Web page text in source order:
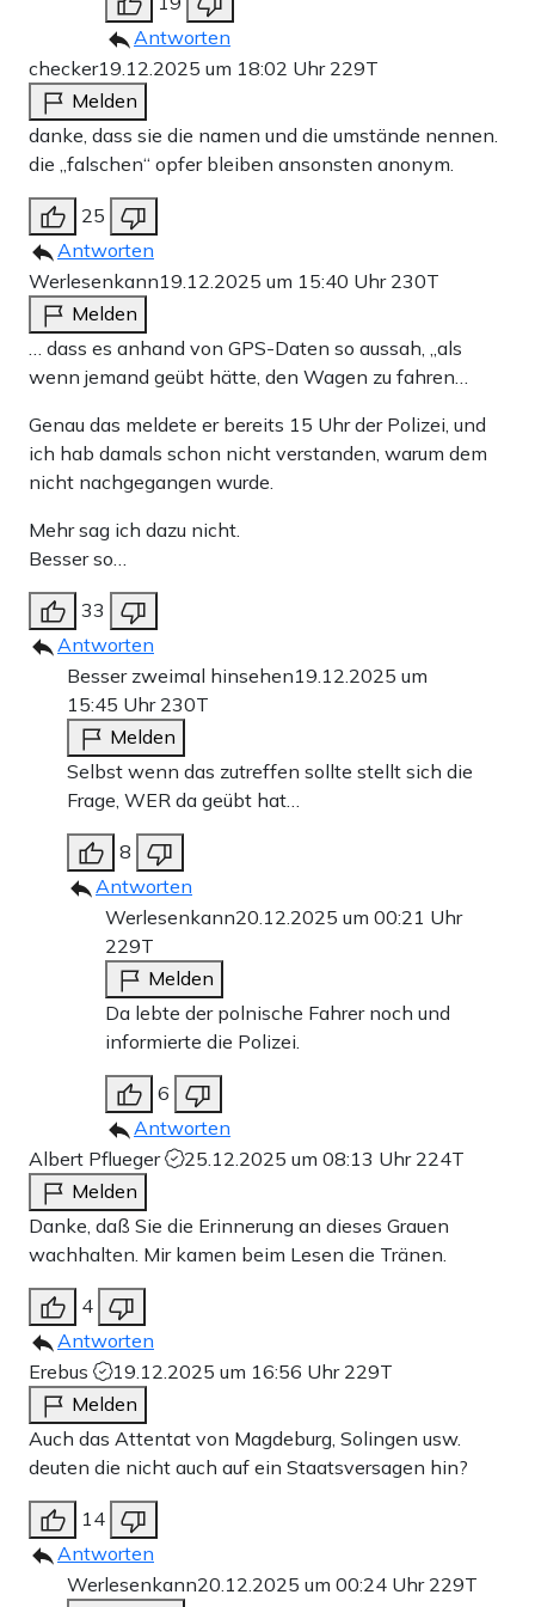
David hat noch zwei Jahre weiter für seine Mutter
gebastelt. Sie ist heute in ihrerHeimatTschechien
begraben.
Die 66-jährigeDalia Elyakim, die nach einem
Abendessen mit ihrem Mann noch einen Glühwein auf
dem Breitscheidplatz trinken gehen wollte. Ihre Kinder
flogen nach dem Attentat sofort nach Berlin, um nach
ihrer Mutter zu suchen – sie hatten noch gehofft, sie unter
den nicht-identifizierten Verletzten zu finden.
Der 40-jährige Jurist Christoph Herrlich, der am
Breitscheidplatz gearbeitet hat. Er konnte gerade noch
eine Freundin beiseitestoßen und so ihr Leben retten –
dabei starb er.
Der 65-jährigeKlaus Jacob
Weihnachtsmarkt gegangen war, weil er und seine
Partnerin keine Karten fürs Theater bekommen hatten. Die
Frau überlebte. Am nächsten Morgen rief sie Klaus’
Tochter Astrid Passin an – schreiend und weinend
überbrachte sie ihr die Nachricht „Papi ist tot“.
Die 65-jährigeAngelika Klösters
die von ihrem Sohn eine Berlinreise geschenkt bekommen
hatte. Er stand mit ihr im Glühweinstand, als der LKW
hineinraste. Sascha Klösters wurde weggeschleudert,
trotz einer Vielzahl an Knochenbrüchen schleppte er sich
zurück und fand Angelika in den Trümmern – von drei
Helfern, die ihn erreichten, mussten sich zwei übergeben.
„Ich hatte etwa noch drei bis vier Minuten mit meiner
Mutter geredet“,
erzählteer später.
Die 53-jährige Bankangestellte
wenige Tage vor dem Anschlag angefangen hatte, am
Kurfürstendamm zu arbeiten. In ihrer Traueranzeige
schrieben ihre Angehörigen – ihre Kinder Janine und
Nico, ihre Eltern und Geschwister – später: „Immer wenn
wir von dir erzählen, fallen Sonnenstrahlen in unsere
Seelen. Unsere Herzen halten dich gefangen, so, als wärst
du nie gegangen“.
Die 31-jährige italienische Studentin
Lorenzo. Ihre Mutter
Antworten
checker19.12.2025 um 18:02 Uhr 229T
Melden
danke, dass sie die namen und die umstände nennen.
die „falschen“ opfer bleiben ansonsten anonym.
25
Antworten
Werlesenkann19.12.2025 um 15:40 Uhr 230T
Melden
… dass es anhand von GPS-Daten so aussah, „als
wenn jemand geübt hätte, den Wagen zu fahren…
Genau das meldete er bereits 15 Uhr der Polizei, und
ich hab damals schon nicht verstanden, warum dem
nicht nachgegangen wurde.
Mehr sag ich dazu nicht.
Besser so…
33
Antworten
Besser zweimal hinsehen19.12.2025 um
15:45 Uhr 230T
Melden
Selbst wenn das zutreffen sollte stellt sich die
Frage, WER da geübt hat…
8
Antworten
Werlesenkann20.12.2025 um 00:21 Uhr
229T
Melden
Da lebte der polnische Fahrer noch und
informierte die Polizei.
6
Antworten
Albert Pflueger
25.12.2025 um 08:13 Uhr 224T
Melden
Danke, daß Sie die Erinnerung an dieses Grauen
wachhalten. Mir kamen beim Lesen die Tränen.
4
Antworten
Erebus
19.12.2025 um 16:56 Uhr 229T
Melden
Auch das Attentat von Magdeburg, Solingen usw.
deuten die nicht auch auf ein Staatsversagen hin?
14
Antworten
Werlesenkann20.12.2025 um 00:24 Uhr 229T